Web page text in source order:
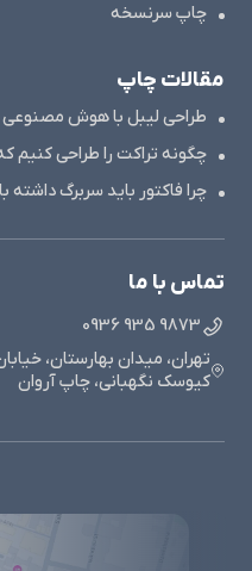
چاپ سرنسخه
مقالات چاپ
طراحی لیبل با هوش مصنوعی
چگونه تراکت را طراحی کنیم
چرا فاکتور باید سربرگ داشته
تماس با ما
9873 935 0936
تهران، میدان بهارستان،
کیوسک نگهبانی، چاپ آروان